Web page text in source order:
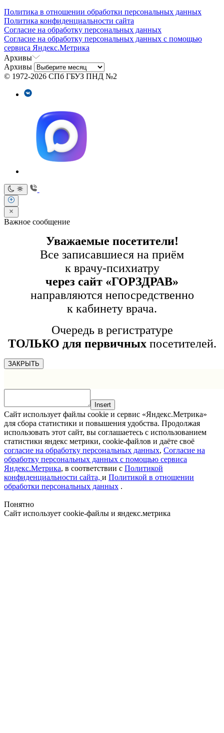
Политика в отношении обработки персональных данных
Политика конфиденциальности сайта
Согласие на обработку персональных данных
Согласие на обработку персональных данных с помощью
сервиса Яндекс.Метрика
Архивы
Архивы
© 1972-2026 СПб ГБУЗ ПНД №2
Важное сообщение
Уважаемые посетители!
Все записавшиеся на приём
к врачу-психиатру
через сайт «ГОРЗДРАВ»
направляются непосредственно
к кабинету врача.
Очередь в регистратуре
ТОЛЬКО для первичныхпосетителей.
ЗАКРЫТЬ
Insert
Сайт использует файлы cookie и сервис «Яндекс.Метрика»
для сбора статистики и повышения удобства. Продолжая
использовать этот сайт, вы соглашаетесь с использованием
статистики яндекс метрики, cookie-файлов и даёте своё
согласие на обработку персональных данных, Согласие на
обработку персональных данных с помощью сервиса
Яндекс.Метрика, в соответствии с Политикой
конфиденциальности сайта, и Политикой в отношении
обработки персональных данных .
Понятно
Сайт использует cookie-файлы и яндекс.метрика